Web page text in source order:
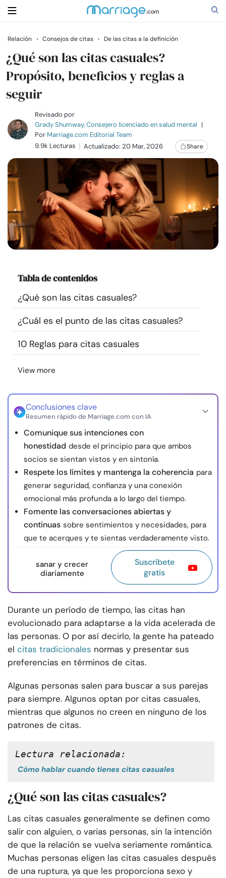
Buscar
Casarse
Relaciones
Familia
Ayuda
Cursos
Recursos
Encuentra un terapeuta
Idioma
© Copyright 2026. Todos los derechos reservados.
Relación › Consejos de citas › De las citas a la definición
¿Qué son las citas casuales?
Propósito, beneficios y reglas a
seguir
Revisado por
Grady Shumway, Consejero licenciado en salud mental |
Por Marriage.com Editorial Team
9.9k Lecturas
Actualizado: 20 Mar, 2026 Share
Tabla de contenidos
¿Qué son las citas casuales?
¿Cuál es el punto de las citas casuales?
10 Reglas para citas casuales
View more
Conclusiones clave
Resumen rápido de Marriage.com con IA
Comunique sus intenciones con
honestidad desde el principio para que ambos
socios se sientan vistos y en sintonía.
Respete los límites y mantenga la coherencia para
generar seguridad, confianza y una conexión
emocional más profunda a lo largo del tiempo.
Fomente las conversaciones abiertas y
continuas sobre sentimientos y necesidades, para
que te acerques y te sientas verdaderamente visto.
sanar y crecer
diariamente
Suscríbete
gratis
Durante un período de tiempo, las citas han
evolucionado para adaptarse a la vida acelerada de
las personas. O por así decirlo, la gente ha pateado
el citas tradicionales normas y presentar sus
preferencias en términos de citas.
Algunas personas salen para buscar a sus parejas
para siempre. Algunos optan por citas casuales,
mientras que algunos no creen en ninguno de los
patrones de citas.
Lectura relacionada:
Cómo hablar cuando tienes citas casuales
¿Qué son las citas casuales?
Las citas casuales generalmente se definen como
salir con alguien, o varias personas, sin la intención
de que la relación se vuelva seriamente romántica.
Muchas personas eligen las citas casuales después
de una ruptura, ya que les proporciona sexo y